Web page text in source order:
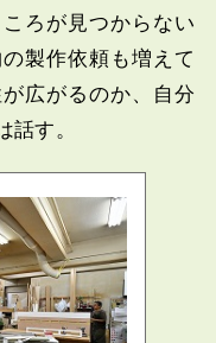
ろが見つからない
製作依頼も増えて
広がるのか、自分
話す。